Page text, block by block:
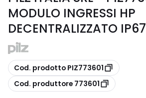
MODULO INGRESSI HP
DECENTRALIZZATO IP67
copia
Cod. prodotto PIZ773601
copia
Cod. produttore 773601